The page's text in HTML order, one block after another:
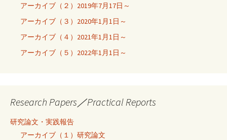
アーカイブ（２）2019年7月17日～
アーカイブ（３）2020年1月1日～
アーカイブ（４）2021年1月1日～
アーカイブ（５）2022年1月1日～
Research Papers／Practical Reports
研究論文・実践報告
アーカイブ（１）研究論文